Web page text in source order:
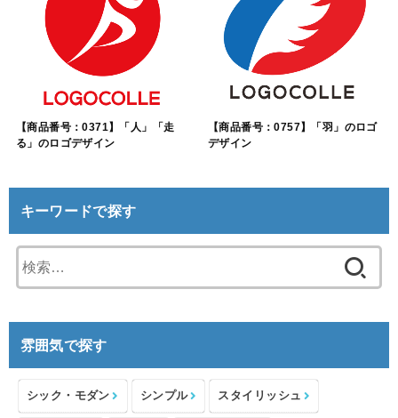
【商品番号：0371】「人」「走
る」のロゴデザイン
【商品番号：0757】「羽」のロゴ
デザイン
キーワードで探す
索:
雰囲気で探す
シック・モダン シンプル スタイリッシュ